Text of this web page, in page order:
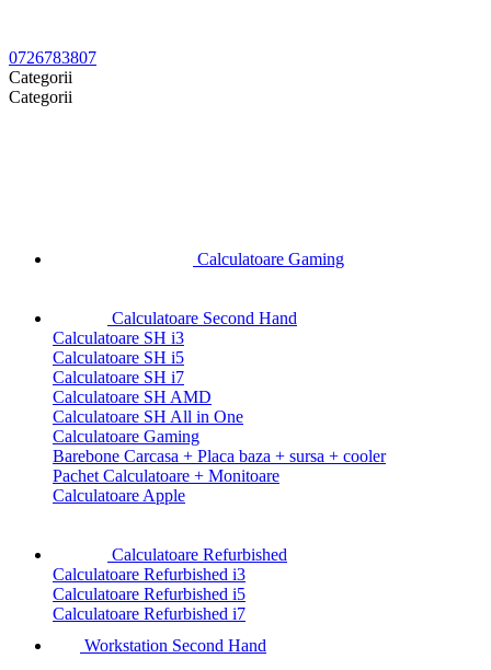
0726783807
Categorii
Categorii
Calculatoare Gaming
Calculatoare Second Hand
Calculatoare SH i3
Calculatoare SH i5
Calculatoare SH i7
Calculatoare SH AMD
Calculatoare SH All in One
Calculatoare Gaming
Barebone Carcasa + Placa baza + sursa + cooler
Pachet Calculatoare + Monitoare
Calculatoare Apple
Calculatoare Refurbished
Calculatoare Refurbished i3
Calculatoare Refurbished i5
Calculatoare Refurbished i7
Workstation Second Hand